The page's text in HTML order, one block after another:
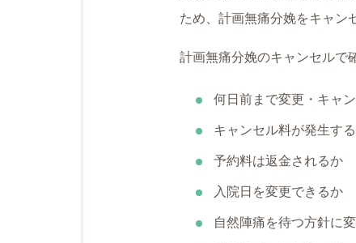
ため、計画無痛分娩をキャン
計画無痛分娩のキャンセルで
何日前まで変更・キャ
キャンセル料が発生す
予約料は返金されるか
入院日を変更できるか
自然陣痛を待つ方針に